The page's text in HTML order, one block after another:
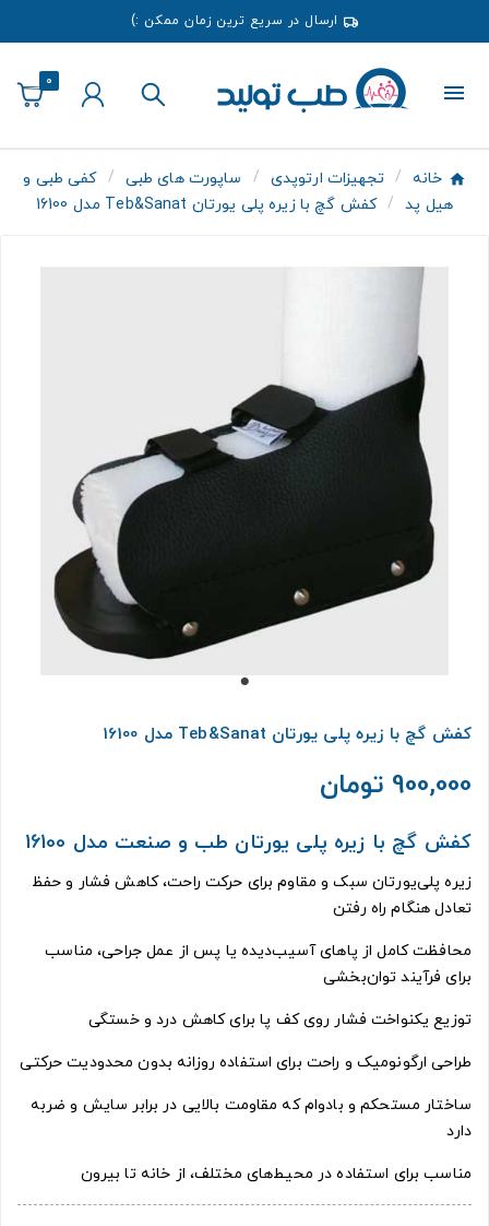
ارسال در سریع ترین زمان ممکن :)
0
خانه تجهیزات ارتوپدی ساپورت های طبی
کفی طبی و
هیل پد
کفش گچ با زیره پلی یورتان Teb&Sanat مدل 16100
کفش گچ با زیره پلی یورتان Teb&Sanat مدل 16100
900,000 تومان
کفش گچ با زیره پلی یورتان طب و صنعت مدل 16100
زیره پلی‌یورتان سبک و مقاوم برای حرکت راحت، کاهش فشار و حفظ
تعادل هنگام راه رفتن
محافظت کامل از پاهای آسیب‌دیده یا پس از عمل جراحی، مناسب
برای فرآیند توان‌بخشی
توزیع یکنواخت فشار روی کف پا برای کاهش درد و خستگی
طراحی ارگونومیک و راحت برای استفاده روزانه بدون محدودیت حرکتی
ساختار مستحکم و بادوام که مقاومت بالایی در برابر سایش و ضربه
دارد
مناسب برای استفاده در محیط‌های مختلف، از خانه تا بیرون